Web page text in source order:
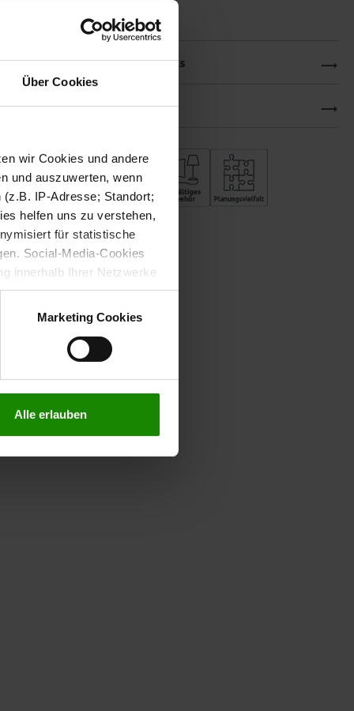
Über Cookies
wir Cookies und andere
und auszuwerten, wenn
IP-Adresse; Standort;
helfen uns zu verstehen,
für statistische
Social-Media-Cookies
innerhalb Ihrer Netzwerke
zulassen möchten.
“, wenn Sie mit
Sie bitte unsere
Marketing Cookies
Alle erlauben
Produktdetails
Downloads